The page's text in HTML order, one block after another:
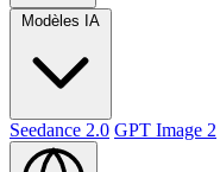
Seedance 2.0 GPT Image 2